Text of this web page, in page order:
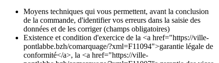
Moyens techniques qui vous permettent, avant la conclusion
de la commande, d'identifier vos erreurs dans la saisie des
données et de les corriger (champs obligatoires)
Existence et condition d'exercice de la <a href="https://ville-
pontlabbe.bzh/comarquage/?xml=F11094">garantie légale de
conformité</a>, la <a href="https://ville-